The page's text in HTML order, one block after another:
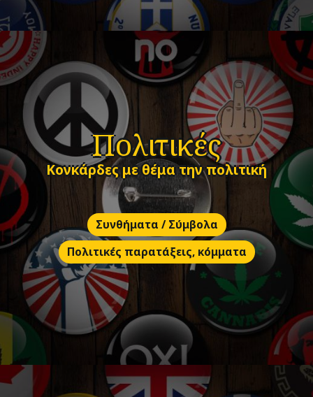
Πολιτικές
Κονκάρδες με θέμα την πολιτική
Συνθήματα / Σύμβολα
Πολιτικές παρατάξεις, κόμματα